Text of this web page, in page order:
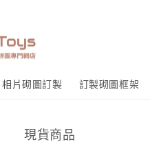
相片砌圖訂製 訂製砌圖框架
現貨商品